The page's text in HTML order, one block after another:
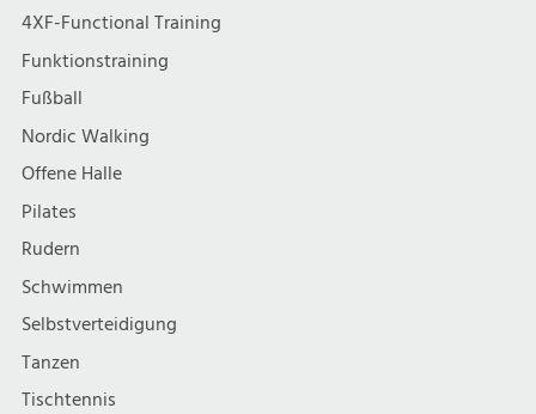
4XF-Functional Training
Funktionstraining
Fußball
Nordic Walking
Offene Halle
Pilates
Rudern
Schwimmen
Selbstverteidigung
Tanzen
Tischtennis